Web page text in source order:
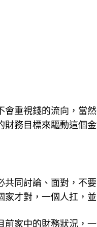
重視錢的流向，當
務目標來驅動這個金
同討論、面對，不
才對，一個人扛，
家中的財務狀況，